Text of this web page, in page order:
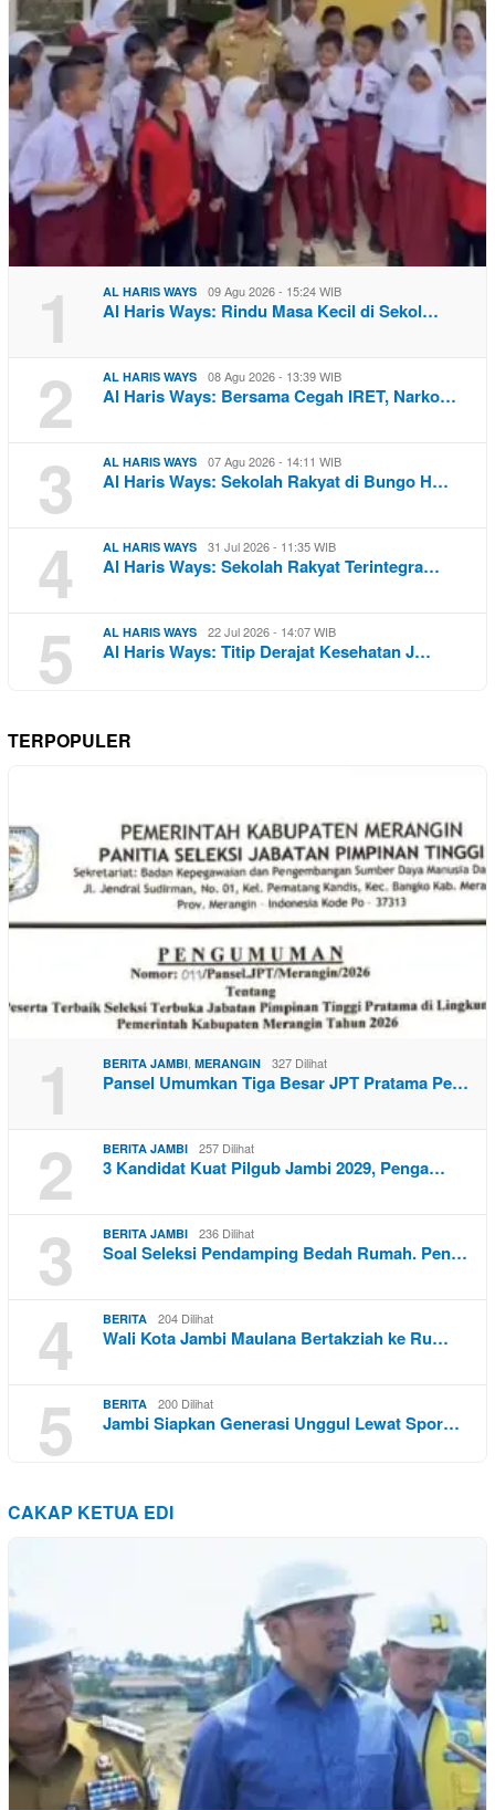
1 AL HARIS WAYS 09 Agu 2026 - 15:24 WIB
Al Haris Ways: Rindu Masa Kecil di Sekol…
2 AL HARIS WAYS 08 Agu 2026 - 13:39 WIB
Al Haris Ways: Bersama Cegah IRET, Narko…
3 AL HARIS WAYS 07 Agu 2026 - 14:11 WIB
Al Haris Ways: Sekolah Rakyat di Bungo H…
4 AL HARIS WAYS 31 Jul 2026 - 11:35 WIB
Al Haris Ways: Sekolah Rakyat Terintegra…
5 AL HARIS WAYS 22 Jul 2026 - 14:07 WIB
Al Haris Ways: Titip Derajat Kesehatan J…
TERPOPULER
1 BERITA JAMBI, MERANGIN 327 Dilihat
Pansel Umumkan Tiga Besar JPT Pratama Pe…
2 BERITA JAMBI 257 Dilihat
3 Kandidat Kuat Pilgub Jambi 2029, Penga…
3 BERITA JAMBI 236 Dilihat
Soal Seleksi Pendamping Bedah Rumah. Pen…
4 BERITA 204 Dilihat
Wali Kota Jambi Maulana Bertakziah ke Ru…
5 BERITA 200 Dilihat
Jambi Siapkan Generasi Unggul Lewat Spor…
CAKAP KETUA EDI